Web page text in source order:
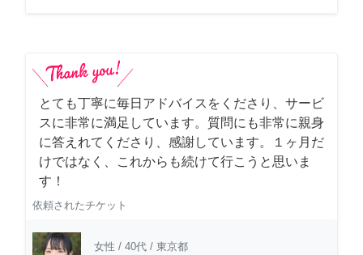
とても丁寧に毎日アドバイスをくださり、サービ
スに非常に満足しています。質問にも非常に親身
に答えれてくださり、感謝しています。１ヶ月だ
けではなく、これからも続けて行こうと思いま
す！
依頼されたチケット
女性 / 40代 / 東京都